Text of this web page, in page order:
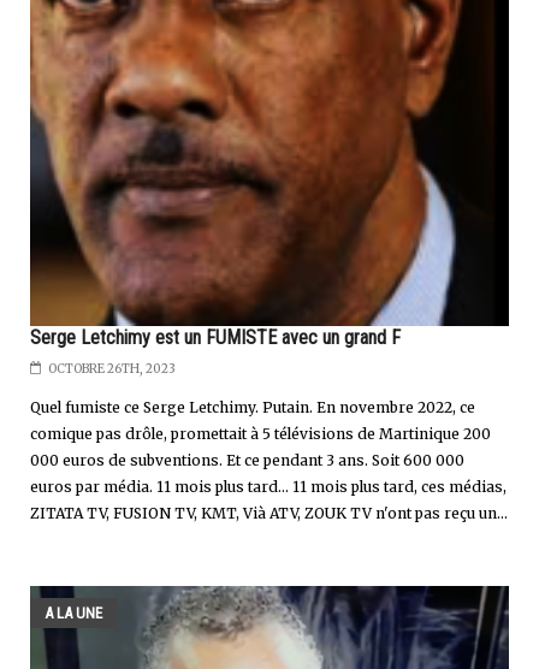
Serge Letchimy est un FUMISTE avec un grand F
OCTOBRE 26TH, 2023
Quel fumiste ce Serge Letchimy. Putain. En novembre 2022, ce
comique pas drôle, promettait à 5 télévisions de Martinique 200
000 euros de subventions. Et ce pendant 3 ans. Soit 600 000
euros par média. 11 mois plus tard... 11 mois plus tard, ces médias,
ZITATA TV, FUSION TV, KMT, Vià ATV, ZOUK TV n'ont pas reçu un...
A LA UNE